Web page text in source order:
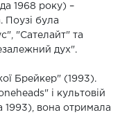
1968 року) –
Поузі була
"Сателайт" та
дух".
Брейкер" (1993).
і культовій
1993), вона отримала